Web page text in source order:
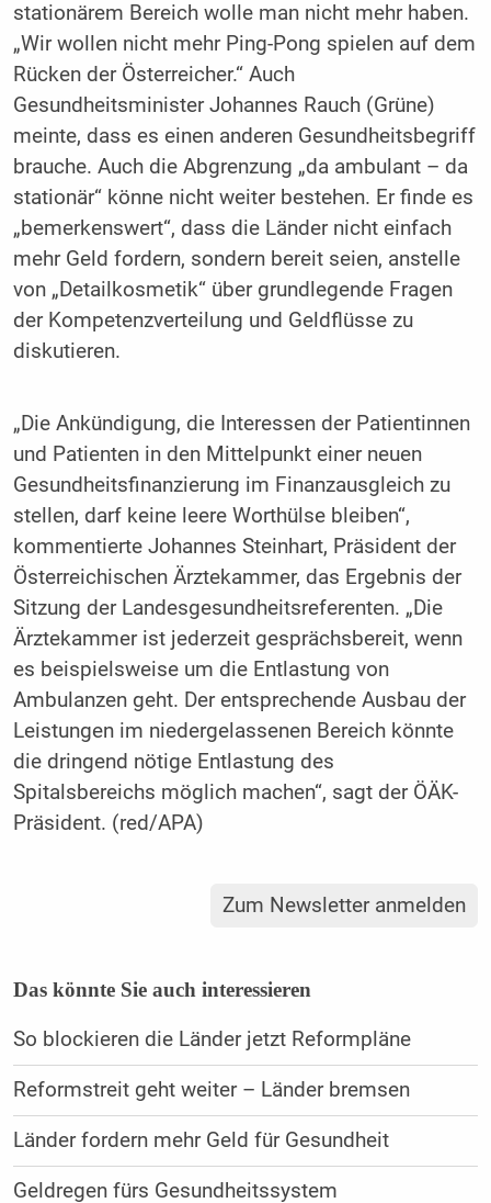
stationärem Bereich wolle man nicht mehr haben.
„Wir wollen nicht mehr Ping-Pong spielen auf dem
Rücken der Österreicher.“ Auch
Gesundheitsminister Johannes Rauch (Grüne)
meinte, dass es einen anderen Gesundheitsbegriff
brauche. Auch die Abgrenzung „da ambulant – da
stationär“ könne nicht weiter bestehen. Er finde es
„bemerkenswert“, dass die Länder nicht einfach
mehr Geld fordern, sondern bereit seien, anstelle
von „Detailkosmetik“ über grundlegende Fragen
der Kompetenzverteilung und Geldflüsse zu
diskutieren.
„Die Ankündigung, die Interessen der Patientinnen
und Patienten in den Mittelpunkt einer neuen
Gesundheitsfinanzierung im Finanzausgleich zu
stellen, darf keine leere Worthülse bleiben“,
kommentierte Johannes Steinhart, Präsident der
Österreichischen Ärztekammer, das Ergebnis der
Sitzung der Landesgesundheitsreferenten. „Die
Ärztekammer ist jederzeit gesprächsbereit, wenn
es beispielsweise um die Entlastung von
Ambulanzen geht. Der entsprechende Ausbau der
Leistungen im niedergelassenen Bereich könnte
die dringend nötige Entlastung des
Spitalsbereichs möglich machen“, sagt der ÖÄK-
Präsident. (red/APA)
Zum Newsletter anmelden
Das könnte Sie auch interessieren
So blockieren die Länder jetzt Reformpläne
Reformstreit geht weiter – Länder bremsen
Länder fordern mehr Geld für Gesundheit
Geldregen fürs Gesundheitssystem